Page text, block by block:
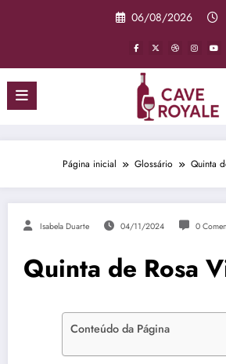
06/08/2026
Página inicial Glossário Quinta
Isabela Duarte 04/11/2024 0
Quinta de Rosa
Conteúdo da Página